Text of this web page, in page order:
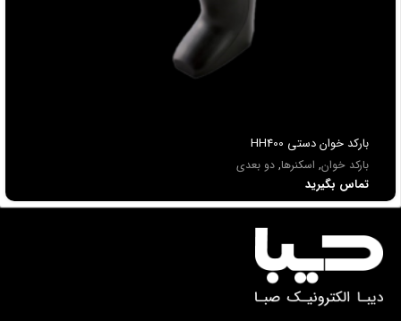
باركد خوان دستي HH400
بارکد خوان, اسکنرها, دو بعدی
تماس بگیرید